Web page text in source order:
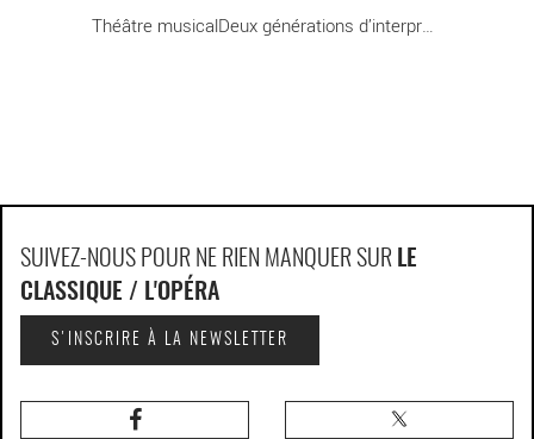
Théâtre musicalDeux générations d’interprètes [...]
SUIVEZ-NOUS POUR NE RIEN MANQUER SUR LE
CLASSIQUE / L'OPÉRA
S'INSCRIRE À LA NEWSLETTER